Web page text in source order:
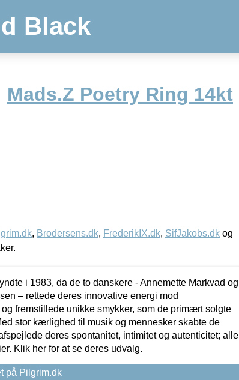
Black
Mads.Z Poetry Ring 14kt
, Brodersens.dk, FrederikIX.dk, SifJakobs.dk og
i 1983, da de to danskere - Annemette Markvad og
– rettede deres innovative energi mod
fremstillede unikke smykker, som de primært solgte
stor kærlighed til musik og mennesker skabte de
deres spontanitet, intimitet og autenticitet; alle
Klik her for at se deres udvalg.
på Pilgrim.dk